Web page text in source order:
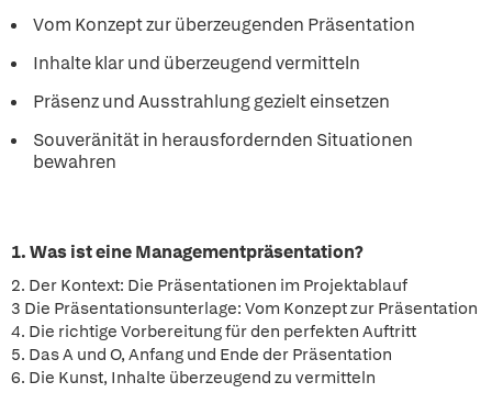
Vom Konzept zur überzeugenden Präsentation
Inhalte klar und überzeugend vermitteln
Präsenz und Ausstrahlung gezielt einsetzen
Souveränität in herausfordernden Situationen
bewahren
1. Was ist eine Managementpräsentation?
2. Der Kontext: Die Präsentationen im Projektablauf
3 Die Präsentationsunterlage: Vom Konzept zur Präsentation
4. Die richtige Vorbereitung für den perfekten Auftritt
5. Das A und O, Anfang und Ende der Präsentation
6. Die Kunst, Inhalte überzeugend zu vermitteln